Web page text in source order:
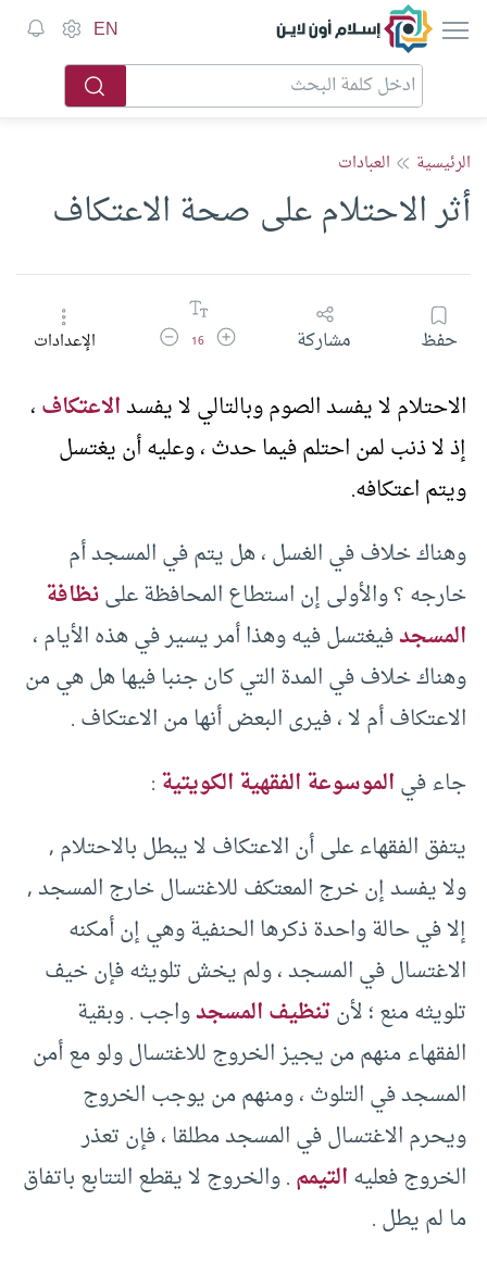
إسلام أون لاين EN
الرئيسية العبادات
أثر الاحتلام على صحة الاعتكاف
حفظ مشاركة زيادة حجم الخط
16 تقليل حجم الخطالإعدادات
الاحتلام لا يفسد الصوم وبالتالي لا يفسدالاعتكاف،
إذ لا ذنب لمن احتلم فيما حدث ، وعليه أن يغتسل
ويتم اعتكافه.
وهناك خلاف في الغسل ، هل يتم في المسجد أم
خارجه ؟ والأولى إن استطاع المحافظة علىنظافة
المسجدفيغتسل فيه وهذا أمر يسير في هذه الأيام ،
وهناك خلاف في المدة التي كان جنبا فيها هل هي من
الاعتكاف أم لا ، فيرى البعض أنها من الاعتكاف .
جاء فيالموسوعة الفقهية الكويتية:
يتفق الفقهاء على أن الاعتكاف لا يبطل بالاحتلام ,
ولا يفسد إن خرج المعتكف للاغتسال خارج المسجد ,
إلا في حالة واحدة ذكرها الحنفية وهي إن أمكنه
الاغتسال في المسجد ، ولم يخش تلويثه فإن خيف
تلويثه منع ؛ لأنتنظيف المسجدواجب . وبقية
الفقهاء منهم من يجيز الخروج للاغتسال ولو مع أمن
المسجد في التلوث ، ومنهم من يوجب الخروج
ويحرم الاغتسال في المسجد مطلقا ، فإن تعذر
الخروج فعليهالتيمم. والخروج لا يقطع التتابع باتفاق
ما لم يطل .